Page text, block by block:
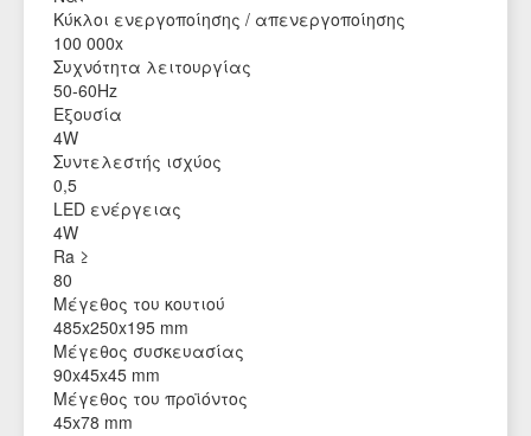
Κύκλοι ενεργοποίησης / απενεργοποίησης
100 000x
Συχνότητα λειτουργίας
50-60Hz
Εξουσία
4W
Συντελεστής ισχύος
0,5
LED ενέργειας
4W
Ra ≥
80
Μέγεθος του κουτιού
485x250x195 mm
Μέγεθος συσκευασίας
90x45x45 mm
Μέγεθος του προϊόντος
45x78 mm